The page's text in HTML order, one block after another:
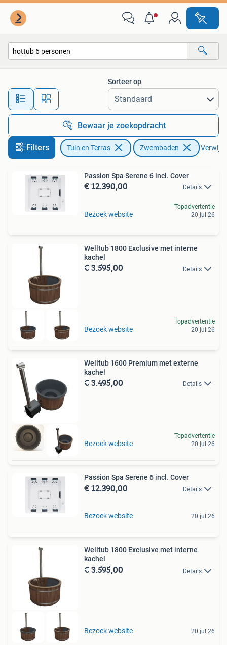
Alle afstanden…
Sorteer op
Bewaar je zoekopdracht
Filters Tuin en Terras Zwembaden
Passion Spa Serene 6 incl. Cover
€ 12.390,00 Details
Bezoek website
Topadvertentie
20 jul 26
Welltub 1800 Exclusive met interne
kachel
€ 3.595,00 Details
Bezoek website
Topadvertentie
20 jul 26
Welltub 1600 Premium met externe
kachel
€ 3.495,00 Details
Bezoek website
Topadvertentie
20 jul 26
Passion Spa Serene 6 incl. Cover
€ 12.390,00 Details
Bezoek website 20 jul 26
Welltub 1800 Exclusive met interne
kachel
€ 3.595,00 Details
Bezoek website 20 jul 26